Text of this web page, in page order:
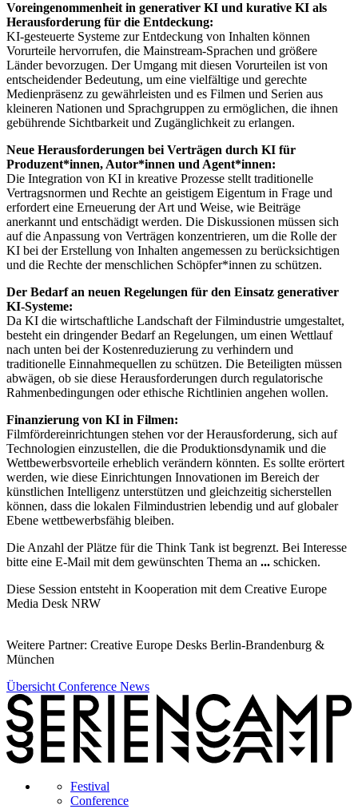
Voreingenommenheit in generativer KI und kurative KI als
Herausforderung für die Entdeckung:
KI-gesteuerte Systeme zur Entdeckung von Inhalten können
Vorurteile hervorrufen, die Mainstream-Sprachen und größere
Länder bevorzugen. Der Umgang mit diesen Vorurteilen ist von
entscheidender Bedeutung, um eine vielfältige und gerechte
Medienpräsenz zu gewährleisten und es Filmen und Serien aus
kleineren Nationen und Sprachgruppen zu ermöglichen, die ihnen
gebührende Sichtbarkeit und Zugänglichkeit zu erlangen.
Neue Herausforderungen bei Verträgen durch KI für
Produzent*innen, Autor*innen und Agent*innen:
Die Integration von KI in kreative Prozesse stellt traditionelle
Vertragsnormen und Rechte an geistigem Eigentum in Frage und
erfordert eine Erneuerung der Art und Weise, wie Beiträge
anerkannt und entschädigt werden. Die Diskussionen müssen sich
auf die Anpassung von Verträgen konzentrieren, um die Rolle der
KI bei der Erstellung von Inhalten angemessen zu berücksichtigen
und die Rechte der menschlichen Schöpfer*innen zu schützen.
Der Bedarf an neuen Regelungen für den Einsatz generativer
KI-Systeme:
Da KI die wirtschaftliche Landschaft der Filmindustrie umgestaltet,
besteht ein dringender Bedarf an Regelungen, um einen Wettlauf
nach unten bei der Kostenreduzierung zu verhindern und
traditionelle Einnahmequellen zu schützen. Die Beteiligten müssen
abwägen, ob sie diese Herausforderungen durch regulatorische
Rahmenbedingungen oder ethische Richtlinien angehen wollen.
Finanzierung von KI in Filmen:
Filmfördereinrichtungen stehen vor der Herausforderung, sich auf
Technologien einzustellen, die die Produktionsdynamik und die
Wettbewerbsvorteile erheblich verändern könnten. Es sollte erörtert
werden, wie diese Einrichtungen Innovationen im Bereich der
künstlichen Intelligenz unterstützen und gleichzeitig sicherstellen
können, dass die lokalen Filmindustrien lebendig und auf globaler
Ebene wettbewerbsfähig bleiben.
Die Anzahl der Plätze für die Think Tank ist begrenzt. Bei Interesse
bitte eine E-Mail mit dem gewünschten Thema an ... schicken.
Diese Session entsteht in Kooperation mit dem Creative Europe
Media Desk NRW
Weitere Partner: Creative Europe Desks Berlin-Brandenburg &
München
Übersicht Conference News
Festival
Conference